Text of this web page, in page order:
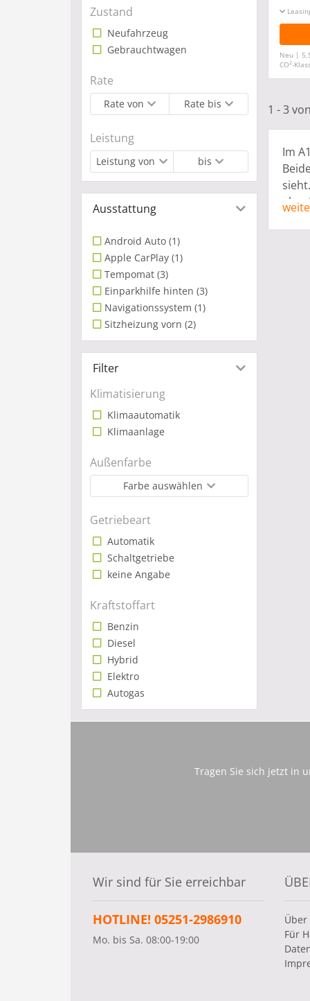
Zustand
Neufahrzeug
Gebrauchtwagen
Rate
Rate von Rate bis
Leistung
Leistung von bis
Ausstattung
Android Auto (1)
Apple CarPlay (1)
Tempomat (3)
Einparkhilfe hinten (3)
Navigationssystem (1)
Sitzheizung vorn (2)
Filter
Klimatisierung
Klimaautomatik
Klimaanlage
Außenfarbe
Farbe auswählen
Getriebeart
Automatik
Schaltgetriebe
keine Angabe
Kraftstoffart
Benzin
Diesel
Hybrid
Elektro
Autogas
Neu |
CO2-
1 - 3
Im
aber
Tragen Sie sich jetzt in
Wir sind für Sie erreichbar
HOTLINE! 05251-2986910
Mo. bis Sa. 08:00-19:00
Über
Für